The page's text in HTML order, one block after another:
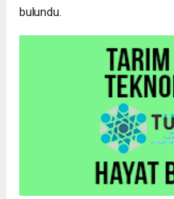
bulundu.